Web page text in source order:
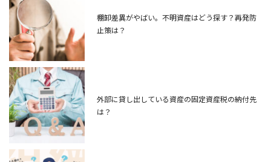
棚卸差異がやばい。不明資産はどう探す？再発防
止策は？
外部に貸し出している資産の固定資産税の納付先
は？